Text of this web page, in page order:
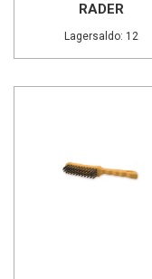
RADER
Lagersaldo: 12